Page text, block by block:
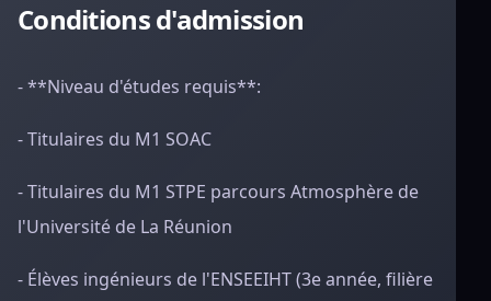
Conditions d'admission
- **Niveau d'études requis**:
- Titulaires du M1 SOAC
- Titulaires du M1 STPE parcours Atmosphère de
l'Université de La Réunion
- Élèves ingénieurs de l'ENSEEIHT (3e année, filière